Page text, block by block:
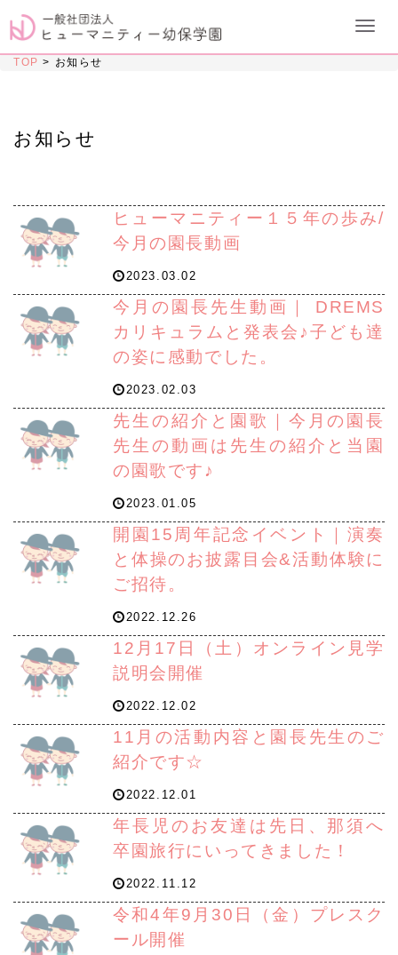
TOP > お知らせ
お知らせ
ヒューマニティー１５年の歩み/
今月の園長動画
2023.03.02
今月の園長先生動画｜ DREMS
カリキュラムと発表会♪子ども達
の姿に感動でした。
2023.02.03
先生の紹介と園歌｜今月の園長
先生の動画は先生の紹介と当園
の園歌です♪
2023.01.05
開園15周年記念イベント｜演奏
と体操のお披露目会&活動体験に
ご招待。
2022.12.26
12月17日（土）オンライン見学
説明会開催
2022.12.02
11月の活動内容と園長先生のご
紹介です☆
2022.12.01
年長児のお友達は先日、那須へ
卒園旅行にいってきました！
2022.11.12
令和4年9月30日（金）プレスク
ール開催